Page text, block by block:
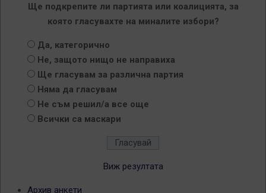
Ще подкрепите ли партията или коалицията, за
която гласувахте на миналите избори?
Да, категорично
Не, защото нищо не направиха
Ще гласувам за различна партия
Няма да гласувам
Не съм решил/а все още
Всички са маскари
Виж резултата
Архив анкети